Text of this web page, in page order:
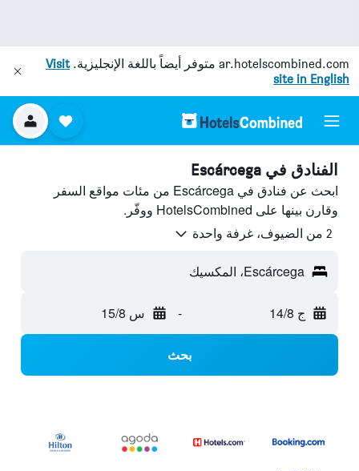
ar.hotelscombined.com متوفر أيضاً باللغة الإنجليزية.Visit
site in English
الفنادق في Escárcega
ابحث عن فنادق في Escárcega من مئات مواقع السفر
وقارن بينها على HotelsCombined ووفّر.
2 من الضيوف، غرفة واحدة
Escárcega، المكسيك
ج 14/8 - س 15/8
بحث